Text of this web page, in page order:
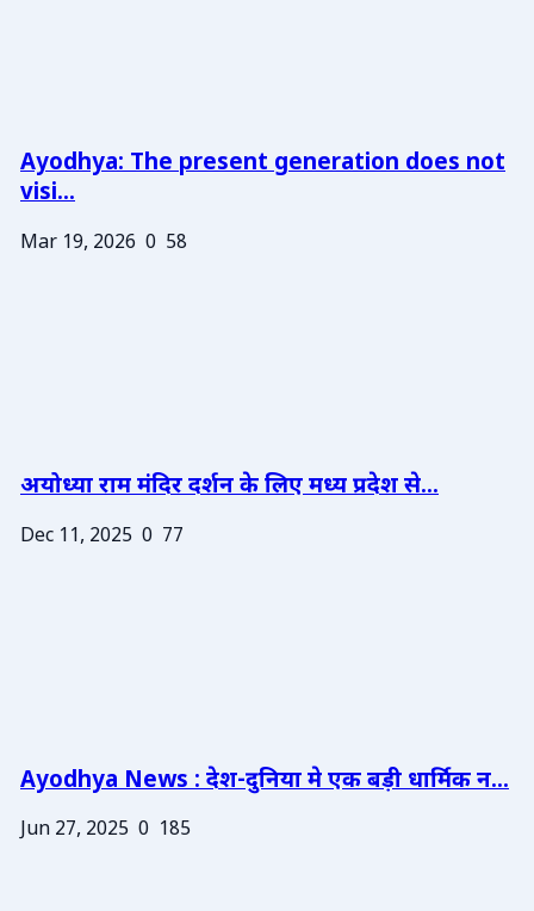
Ayodhya: The present generation does not
visi...
Mar 19, 2026 0 58
अयोध्या राम मंदिर दर्शन के लिए मध्य प्रदेश से...
Dec 11, 2025 0 77
Ayodhya News : देश-दुनिया मे एक बड़ी धार्मिक न...
Jun 27, 2025 0 185